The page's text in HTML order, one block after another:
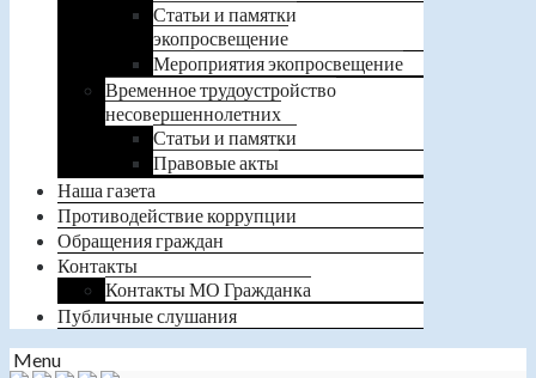
Статьи и памятки
экопросвещение
Мероприятия экопросвещение
Временное трудоустройство
несовершеннолетних
Статьи и памятки
Правовые акты
Наша газета
Противодействие коррупции
Обращения граждан
Контакты
Контакты МО Гражданка
Публичные слушания
Menu